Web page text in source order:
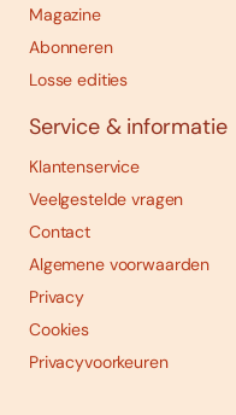
Magazine
Abonneren
Losse edities
Service & informatie
Klantenservice
Veelgestelde vragen
Contact
Algemene voorwaarden
Privacy
Cookies
Privacyvoorkeuren